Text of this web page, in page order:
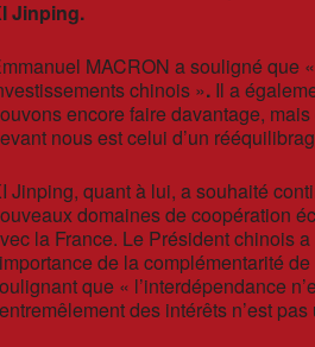
Jinping.
MACRON a souligné que
chinois ». Il a
encore faire davantage,
nous est celui d’un
Jinping, quant à lui, a souhaité
domaines de coopération
la France. Le Président chinois
de la complémentarité
que « l’interdépendance
des intérêts n’est